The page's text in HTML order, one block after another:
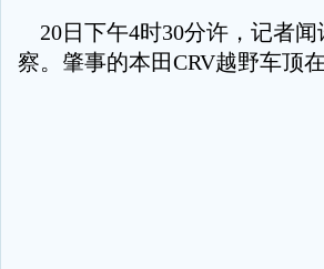
20日下午4时30分许，记者
察。肇事的本田CRV越野车顶